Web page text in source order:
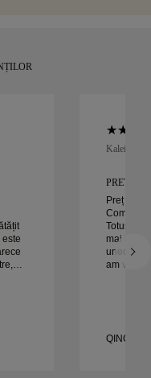
Kaleida
PREȚ
Preț
Totuși,
mai bine,
uneori
am vrut
QING JI,